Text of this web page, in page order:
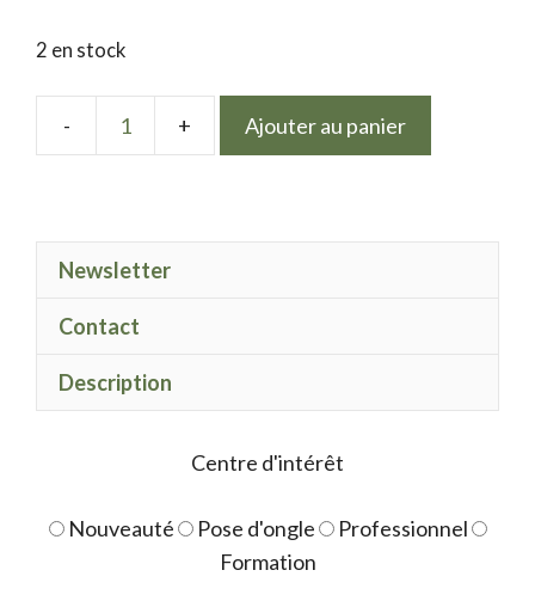
2 en stock
quantité
gel
Ajouter au panier
Newsletter
Contact
Description
Centre d'intérêt
Nouveauté Pose d'ongle
Professionnel
Formation